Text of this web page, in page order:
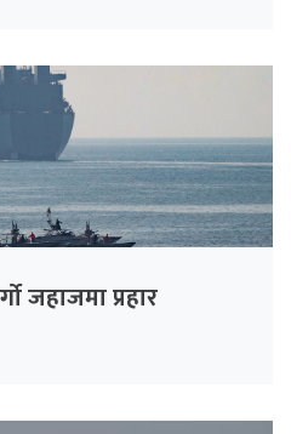
जहाजमा प्रहार